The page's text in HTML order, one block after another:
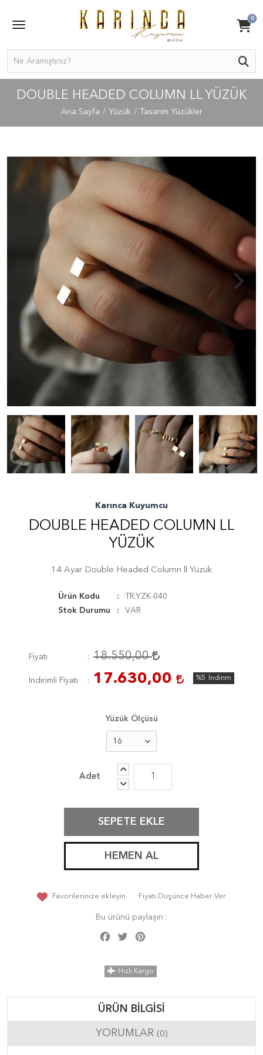
0
DOUBLE HEADED COLUMN LL YÜZÜK
Ana Sayfa Yüzük Tasarım Yüzükler
Karınca Kuyumcu
DOUBLE HEADED COLUMN LL
YÜZÜK
14 Ayar Double Headed Column ll Yüzük
Ürün Kodu
TR.YZK-040
Stok Durumu
VAR
Fiyatı 18.550,00
İndirimli Fiyatı 17.630,00 %5 İndirim
Yüzük Ölçüsü
SEPETE EKLE
HEMEN AL
Favorilerinize ekleyin Fiyatı Düşünce Haber Ver
Bu ürünü paylaşın :
Facebook
Twitter
Hızlı Kargo
ÜRÜN BILGISI
YORUMLAR (0)